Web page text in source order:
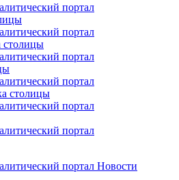
портал
портал
столицы
портал
портал
столицы
портал
портал
портал Новости